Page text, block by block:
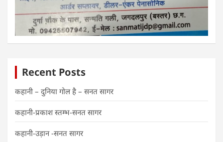
Recent Posts
कहानी – दुनिया गोल है – सनत सागर
कहानी-प्रकाश स्तम्भ-सनत सागर
कहानी-उड़ान -सनत सागर